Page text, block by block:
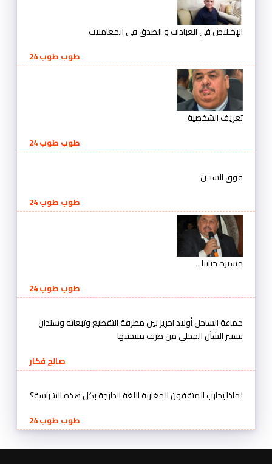
الإخـلاص في العبادات و الصدق في المعاملات
طوب طوب 24
تعريف الشخصية
طوب طوب 24
فوق الستين
طوب طوب 24
مسيرة حياتنا ..
طوب طوب 24
جماعة الساحل أولاد احريز بين مطرقة التقطيع وتبعاته وسندان
تسيير الشأن المحلي من طرف منتخبيها
صالح فكار
لماذا يحارب المثقفون المغاربة اللغة الدارجة بكل هذه الشراسة؟
طوب طوب 24